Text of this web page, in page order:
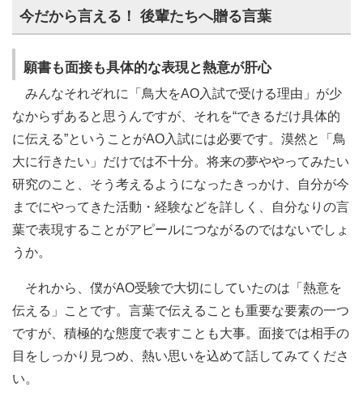
今だから言える！ 後輩たちへ贈る言葉
願書も面接も具体的な表現と熱意が肝心
みんなそれぞれに「鳥大をAO入試で受ける理由」が少
なからずあると思うんですが、それを“できるだけ具体的
に伝える”ということがAO入試には必要です。漠然と「鳥
大に行きたい」だけでは不十分。将来の夢ややってみたい
研究のこと、そう考えるようになったきっかけ、自分が今
までにやってきた活動・経験などを詳しく、自分なりの言
葉で表現することがアピールにつながるのではないでしょ
うか。
それから、僕がAO受験で大切にしていたのは「熱意を
伝える」ことです。言葉で伝えることも重要な要素の一つ
ですが、積極的な態度で表すことも大事。面接では相手の
目をしっかり見つめ、熱い思いを込めて話してみてくださ
い。